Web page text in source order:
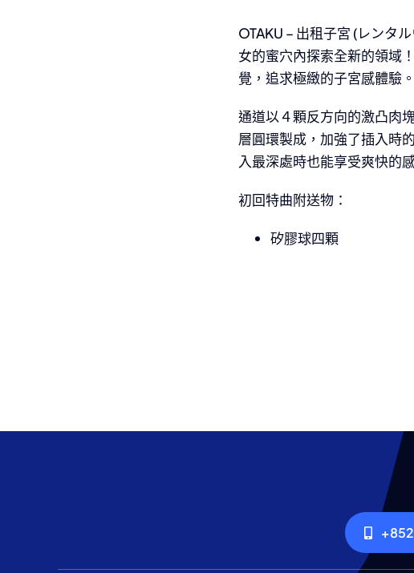
OTAKU – 出租子宮 (レンタ
女的蜜穴內探索全新的領域
覺，追求極緻的子宮感體驗。
通道以４顆反方向的激凸肉
層圓環製成，加強了插入時
入最深處時也能享受爽快的
初回特曲附送物：
矽膠球四顆